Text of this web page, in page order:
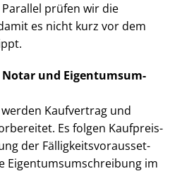
prüfen wir die
es nicht kurz vor dem
und Ei­gen­tums­um­
Kaufvertrag und
Es folgen Kauf­preis­
der Fäl­lig­keits­vor­aus­set­
Ei­gen­tums­um­schrei­bung im